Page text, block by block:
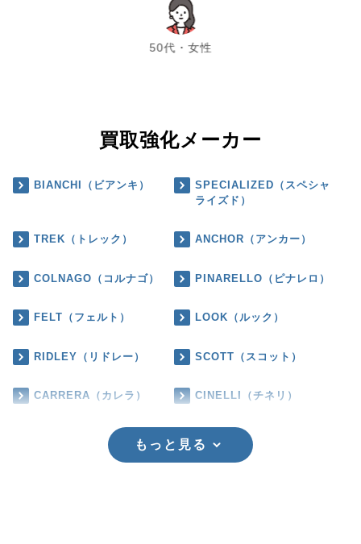
50代・女性
chevron_left chevron_right
買取強化メーカー
BIANCHI（ビアンキ）
SPECIALIZED（スペシャ
ライズド）
TREK（トレック） ANCHOR（アンカー）
COLNAGO（コルナゴ） PINARELLO（ピナレロ）
FELT（フェルト） LOOK（ルック）
RIDLEY（リドレー） SCOTT（スコット）
CARRERA（カレラ） CINELLI（チネリ）
もっと見る